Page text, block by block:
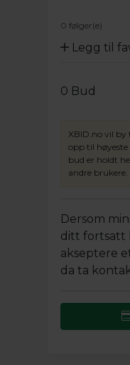
0 følger(e)
Legg til
0 Bud
XBID.no vil by
opp til høyeste
bud er holdt
andre brukere.
Dersom
ditt fortsatt
akseptere
da ta